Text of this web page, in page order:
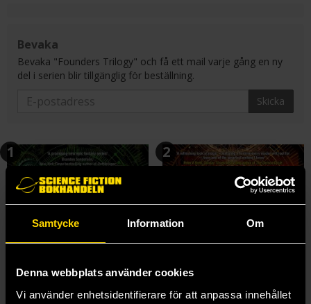
Samtycke Information Om
Denna webbplats använder cookies
Vi använder enhetsidentifierare för att anpassa innehållet
Bevaka
Bevaka "Founders Trilogy" och få ett mail varje gång en ny
del i serien blir tillgänglig för beställning.
Skicka
1 2